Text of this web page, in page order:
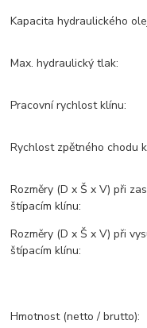
Kapacita hydraulického
Max. hydraulický tlak:
Pracovní rychlost klínu:
Rychlost zpětného chodu
Rozměry (D x Š x V) při
štípacím klínu:
Rozměry (D x Š x V) při
štípacím klínu:
Hmotnost (netto / brutto):